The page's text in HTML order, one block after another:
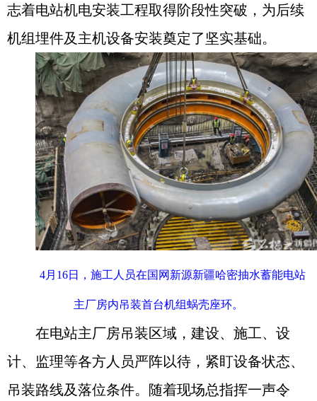
志着电站机电安装工程取得阶段性突破，为后续
机组埋件及主机设备安装奠定了坚实基础。
4月16日，施工人员在国网新源新疆哈密抽水蓄能电站
主厂房内吊装首台机组蜗壳座环。
在电站主厂房吊装区域，建设、施工、设
计、监理等各方人员严阵以待，紧盯设备状态、
吊装路线及落位条件。随着现场总指挥一声令